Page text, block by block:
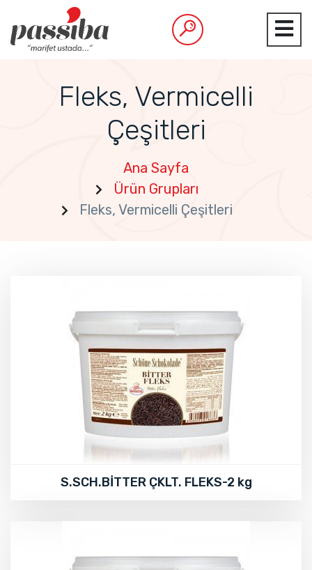
Fleks, Vermicelli
Çeşitleri
Ana Sayfa
Ürün Grupları
Fleks, Vermicelli Çeşitleri
S.SCH.BİTTER ÇKLT. FLEKS-2 kg